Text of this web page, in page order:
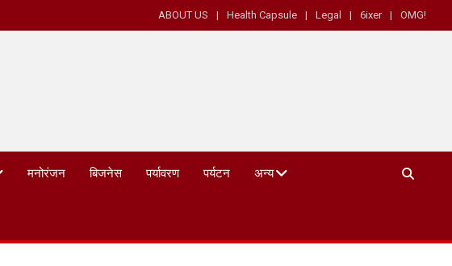
ABOUT US Health Capsule Legal 6ixer OMG!
मनोरंजन बिजनेस पर्यावरण पर्यटन अन्य